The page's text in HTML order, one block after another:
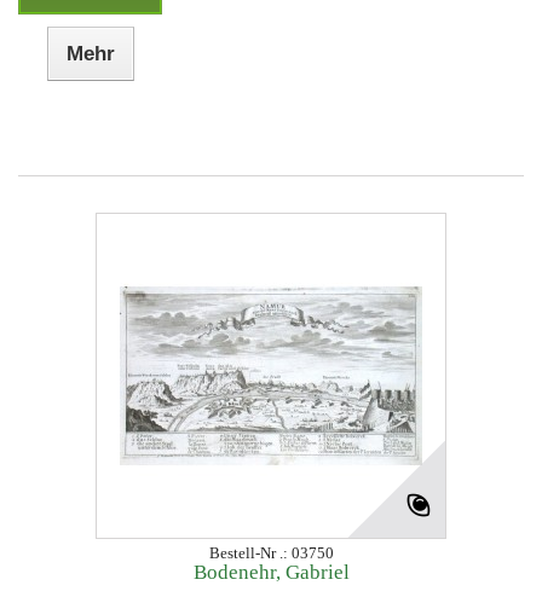
Mehr
Bestell-Nr .: 03750
Bodenehr, Gabriel